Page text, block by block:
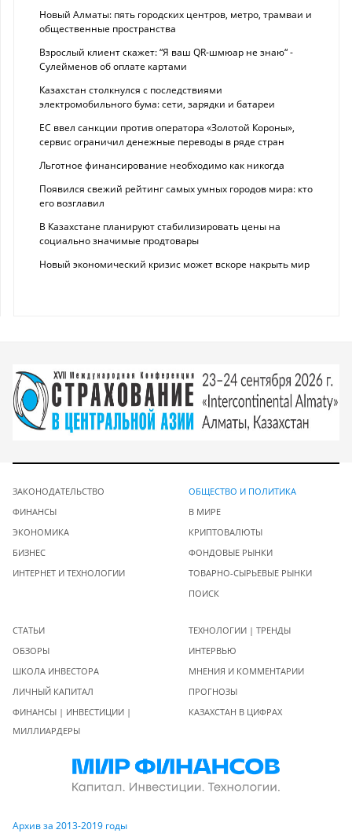
Новый Алматы: пять городских центров, метро, трамваи и
общественные пространства
Взрослый клиент скажет: “Я ваш QR-шмюар не знаю“ -
Сулейменов об оплате картами
Казахстан столкнулся с последствиями
электромобильного бума: сети, зарядки и батареи
ЕС ввел санкции против оператора «Золотой Короны»,
сервис ограничил денежные переводы в ряде стран
Льготное финансирование необходимо как никогда
Появился свежий рейтинг самых умных городов мира: кто
его возглавил
В Казахстане планируют стабилизировать цены на
социально значимые продтовары
Новый экономический кризис может вскоре накрыть мир
ЗАКОНОДАТЕЛЬСТВО
ФИНАНСЫ
ЭКОНОМИКА
БИЗНЕС
ИНТЕРНЕТ И ТЕХНОЛОГИИ
ОБЩЕСТВО И ПОЛИТИКА
В МИРЕ
КРИПТОВАЛЮТЫ
ФОНДОВЫЕ РЫНКИ
ТОВАРНО-СЫРЬЕВЫЕ РЫНКИ
ПОИСК
СТАТЬИ
ОБЗОРЫ
ШКОЛА ИНВЕСТОРА
ЛИЧНЫЙ КАПИТАЛ
ФИНАНСЫ | ИНВЕСТИЦИИ |
МИЛЛИАРДЕРЫ
ТЕХНОЛОГИИ | ТРЕНДЫ
ИНТЕРВЬЮ
МНЕНИЯ И КОММЕНТАРИИ
ПРОГНОЗЫ
КАЗАХСТАН В ЦИФРАХ
Архив за 2013-2019 годы